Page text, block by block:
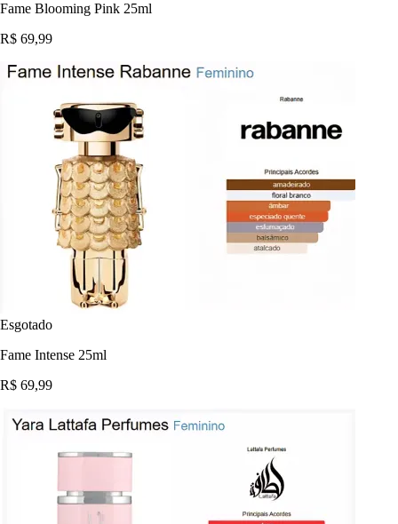
Fame Blooming Pink 25ml
R$ 69,99
Esgotado
Fame Intense 25ml
R$ 69,99